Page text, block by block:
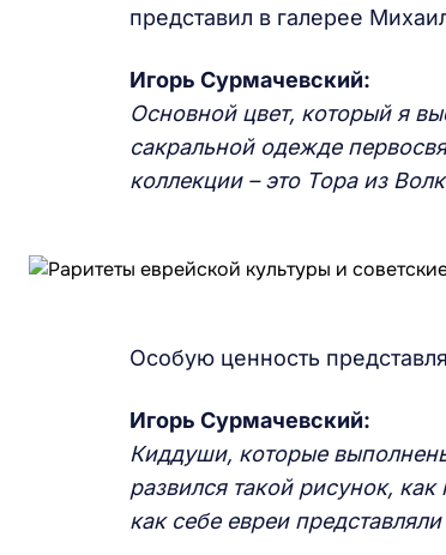
представил в галерее
Игорь Сурмачевский:
Основной цвет, который я
сакральной одежде
коллекции – это Тора из
Особую ценность
Игорь Сурмачевский:
Киддуши, которые
развился такой рисунок,
как себе евреи